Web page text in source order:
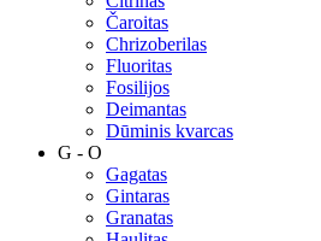
Čaroitas
Chrizoberilas
Fluoritas
Fosilijos
Deimantas
Dūminis kvarcas
G - O
Gagatas
Gintaras
Granatas